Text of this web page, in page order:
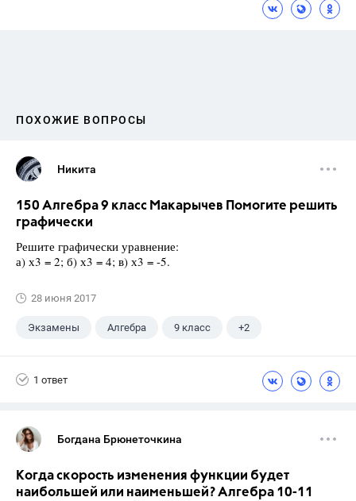
ПОХОЖИЕ ВОПРОСЫ
Никита
150 Алгебра 9 класс Макарычев Помогите решить
графически
Решите графически уравнение:
а) х3 = 2; б) х3 = 4; в) х3 = -5.
28 июня 2017
Экзамены Алгебра 9 класс +2
1 ответ
Богдана Брюнеточкина
Когда скорость изменения функции будет
наибольшей или наименьшей? Алгебра 10-11